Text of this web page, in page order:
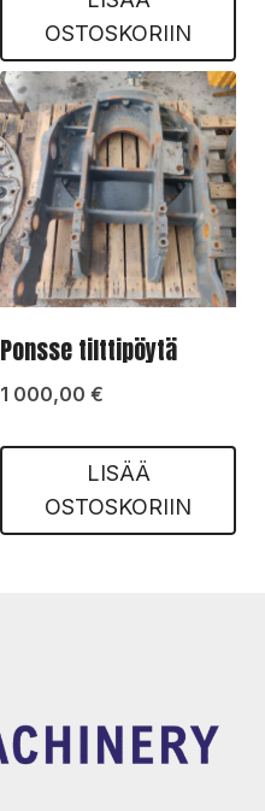
OSTOSKORIIN
Ponsse tilttipöytä
1 000,00 €
LISÄÄ
OSTOSKORIIN